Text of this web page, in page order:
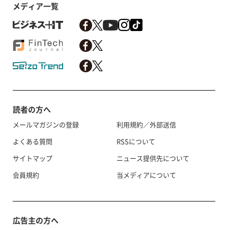
メディア一覧
読者の方へ
メールマガジンの登録
よくある質問
サイトマップ
会員規約
利用規約／外部送信
RSSについて
ニュース提供先について
当メディアについて
広告主の方へ